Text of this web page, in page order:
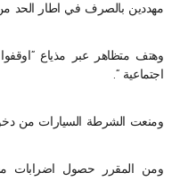
مهددين بالصرف في اطار الحد من
وهتف متظاهر عبر مذياع
اجتماعية “.
ومنعت الشرطة السيارات من
ومن المقرر حصول اضرابات